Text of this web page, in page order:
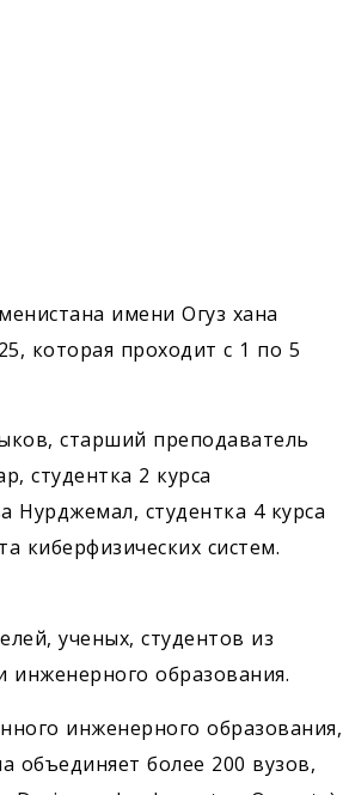
имени Огуз хана
которая проходит с 1 по 5
старший преподаватель
студентка 2 курса
Нурджемал, студентка 4 курса
киберфизических систем.
ученых, студентов из
образования.
инженерного образования,
объединяет более 200 вузов,